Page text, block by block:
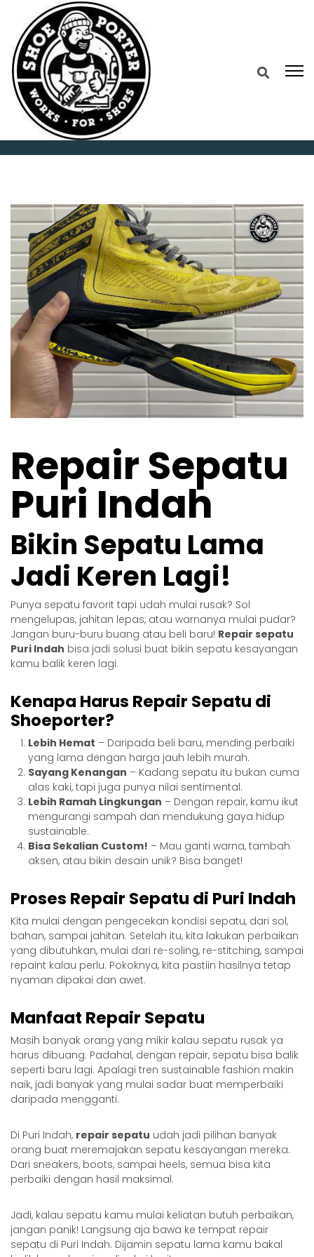
Home Repair Sepatu Puri Indah
Repair Sepatu
Puri Indah
Bikin Sepatu Lama
Jadi Keren Lagi!
Punya sepatu favorit tapi udah mulai rusak? Sol
mengelupas, jahitan lepas, atau warnanya mulai pudar?
Jangan buru-buru buang atau beli baru! Repair sepatu
Puri Indah bisa jadi solusi buat bikin sepatu kesayangan
kamu balik keren lagi.
Kenapa Harus Repair Sepatu di
Shoeporter?
Lebih Hemat – Daripada beli baru, mending perbaiki
yang lama dengan harga jauh lebih murah.
Sayang Kenangan – Kadang sepatu itu bukan cuma
alas kaki, tapi juga punya nilai sentimental.
Lebih Ramah Lingkungan – Dengan repair, kamu ikut
mengurangi sampah dan mendukung gaya hidup
sustainable.
Bisa Sekalian Custom! – Mau ganti warna, tambah
aksen, atau bikin desain unik? Bisa banget!
Proses Repair Sepatu di Puri Indah
Kita mulai dengan pengecekan kondisi sepatu, dari sol,
bahan, sampai jahitan. Setelah itu, kita lakukan perbaikan
yang dibutuhkan, mulai dari re-soling, re-stitching, sampai
repaint kalau perlu. Pokoknya, kita pastiin hasilnya tetap
nyaman dipakai dan awet.
Manfaat Repair Sepatu
Masih banyak orang yang mikir kalau sepatu rusak ya
harus dibuang. Padahal, dengan repair, sepatu bisa balik
seperti baru lagi. Apalagi tren sustainable fashion makin
naik, jadi banyak yang mulai sadar buat memperbaiki
daripada mengganti.
Di Puri Indah, repair sepatu udah jadi pilihan banyak
orang buat meremajakan sepatu kesayangan mereka.
Dari sneakers, boots, sampai heels, semua bisa kita
perbaiki dengan hasil maksimal.
Jadi, kalau sepatu kamu mulai keliatan butuh perbaikan,
jangan panik! Langsung aja bawa ke tempat repair
sepatu di Puri Indah. Dijamin sepatu lama kamu bakal